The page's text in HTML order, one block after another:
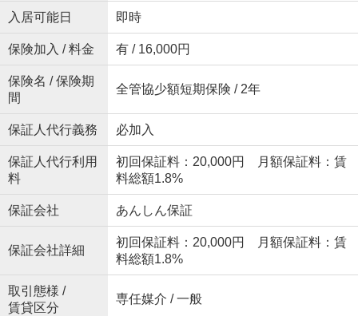
入居可能日 即時
保険加入 / 料金 有 / 16,000円
保険名 / 保険期
間
全管協少額短期保険 / 2年
保証人代行義務 必加入
保証人代行利用
料
初回保証料：20,000円 月額保証料：賃
料総額1.8%
保証会社 あんしん保証
保証会社詳細
初回保証料：20,000円 月額保証料：賃
料総額1.8%
取引態様 /
賃貸区分
専任媒介 / 一般